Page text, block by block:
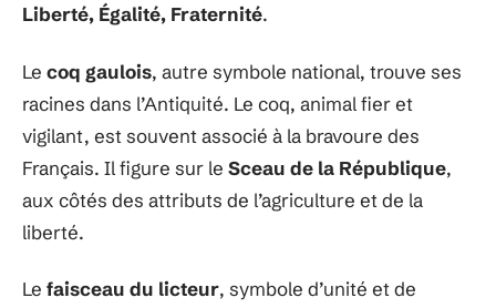
Liberté, Égalité, Fraternité.
Le coq gaulois, autre symbole national, trouve ses
racines dans l’Antiquité. Le coq, animal fier et
vigilant, est souvent associé à la bravoure des
Français. Il figure sur le Sceau de la République,
aux côtés des attributs de l’agriculture et de la
liberté.
Le faisceau du licteur, symbole d’unité et de